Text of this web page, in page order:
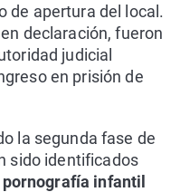
de apertura del local.
declaración, fueron
judicial
en prisión de
la segunda fase de
sido identificados
infantil